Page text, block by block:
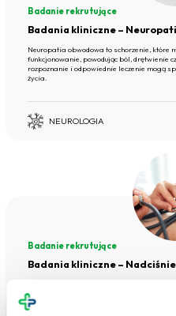
Badanie rekrutujące
Badania kliniczne –
Neuropatia obwodowa to schorzenie, które
funkcjonowanie, powodując ból, drętwienie
rozpoznanie i odpowiednie leczenie mogą
życia.
NEUROLOGIA
Badanie rekrutujące
Badania kliniczne –
dawać objawów, a mimo to zwiększa
Wczesne wykrycie i odpowiednia kontrola
ryzyko.